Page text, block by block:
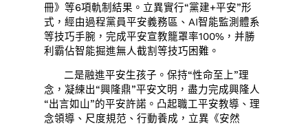
冊》等6項軌制結果。立異實行“黨建+平安”形
式，經由過程黨員平安義務區、AI智能監測體系
等技巧手腕，完成平安宣教籠罩率100%，并勝
利霸佔智能掘進無人截割等技巧困難。
二是融進平安生孩子。保持“性命至上”理
念，凝練出“興隆鼎”平安文明，盡力完成興隆人
“出言如山”的平安許諾。凸起職工平安教導、理
念領導、尺度規范、行動養成，立異《安然